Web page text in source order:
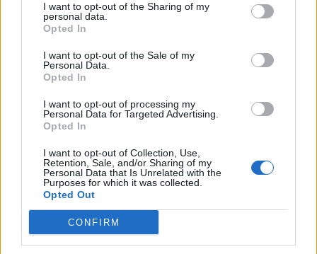
I want to opt-out of the Sharing of my
personal data.
Opted In
I want to opt-out of the Sale of my
Personal Data.
Opted In
I want to opt-out of processing my
Personal Data for Targeted Advertising.
Opted In
I want to opt-out of Collection, Use,
Retention, Sale, and/or Sharing of my
Personal Data that Is Unrelated with the
Purposes for which it was collected.
Opted Out
CONFIRM
πύλες του σε όλους
Χάρης Θεοχάρης: Η
Ελλάδα έχει πολλά να
προσφέρει στον Ινδό
Λαμπερά εγκαίνια για τη